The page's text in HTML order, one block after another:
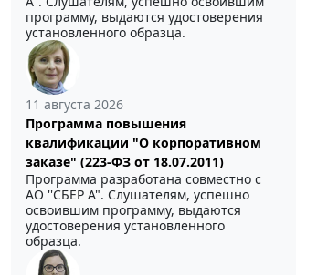
программу, выдаются удостоверения
установленного образца.
11 августа 2026
Программа повышения
квалификации "О корпоративном
заказе" (223-ФЗ от 18.07.2011)
Программа разработана совместно с
АО ''СБЕР А". Слушателям, успешно
освоившим программу, выдаются
удостоверения установленного
образца.